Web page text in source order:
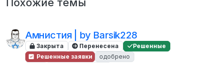
Амнистия | by Barsik228
Закрыта Перенесена
Решенные
Решенные заявки
одобрено